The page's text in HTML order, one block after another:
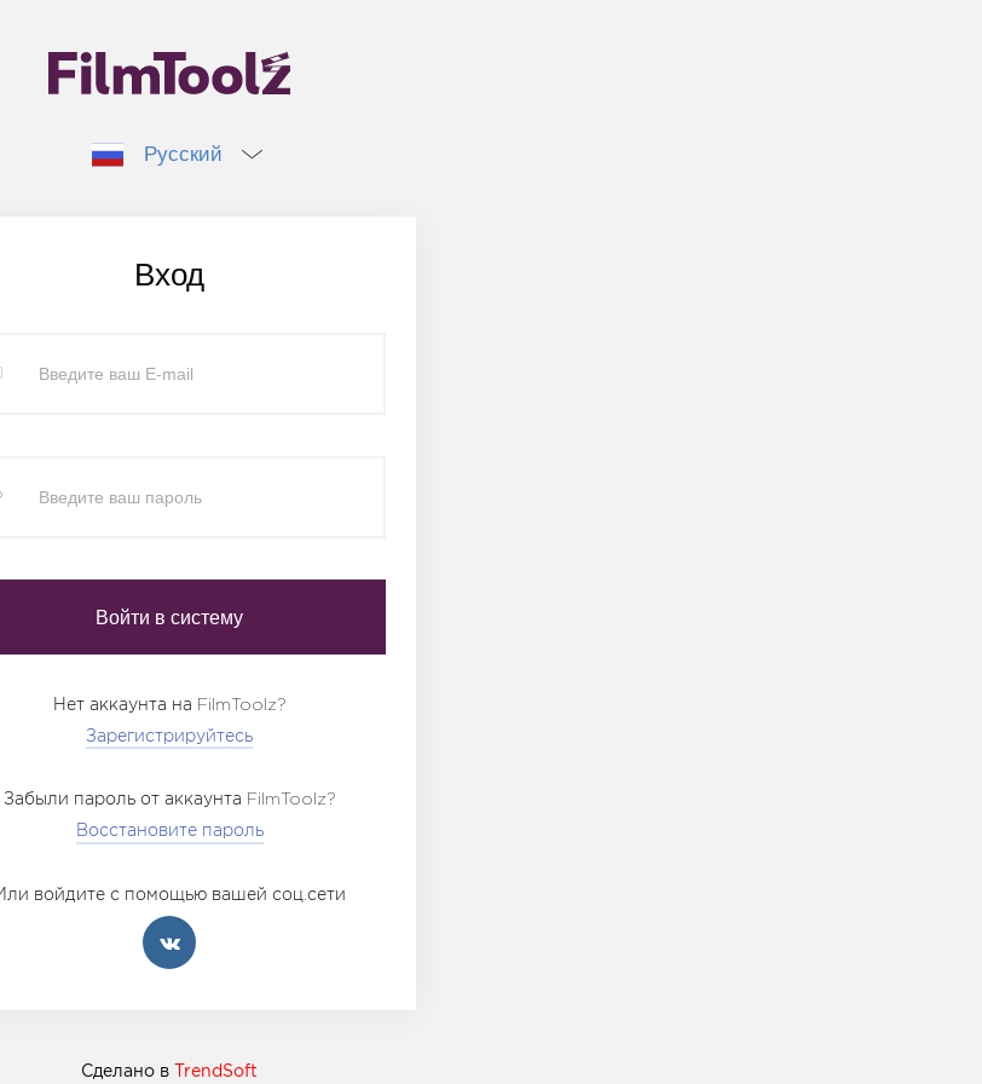
Русский
Вход
Нет аккаунта на FilmToolz?
Зарегистрируйтесь
Забыли пароль от аккаунта FilmToolz?
Восстановите пароль
войдите с помощью вашей соц.сети
Сделано в TrendSoft